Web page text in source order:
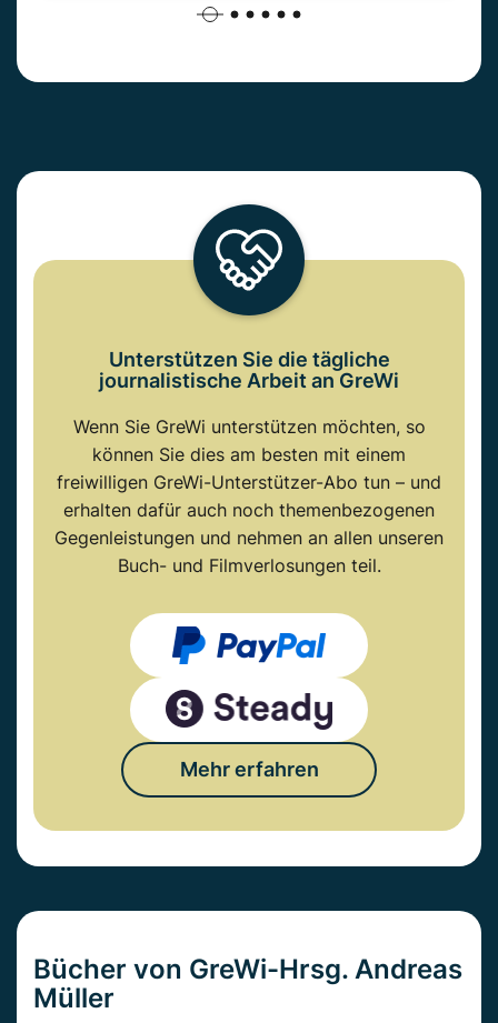
Unterstützen Sie die tägliche
journalistische Arbeit an GreWi
Wenn Sie GreWi unterstützen möchten, so
können Sie dies am besten mit einem
freiwilligen GreWi-Unterstützer-Abo tun – und
erhalten dafür auch noch themenbezogenen
Gegenleistungen und nehmen an allen unseren
Buch- und Filmverlosungen teil.
Mehr erfahren
Bücher von GreWi-Hrsg. Andreas
Müller